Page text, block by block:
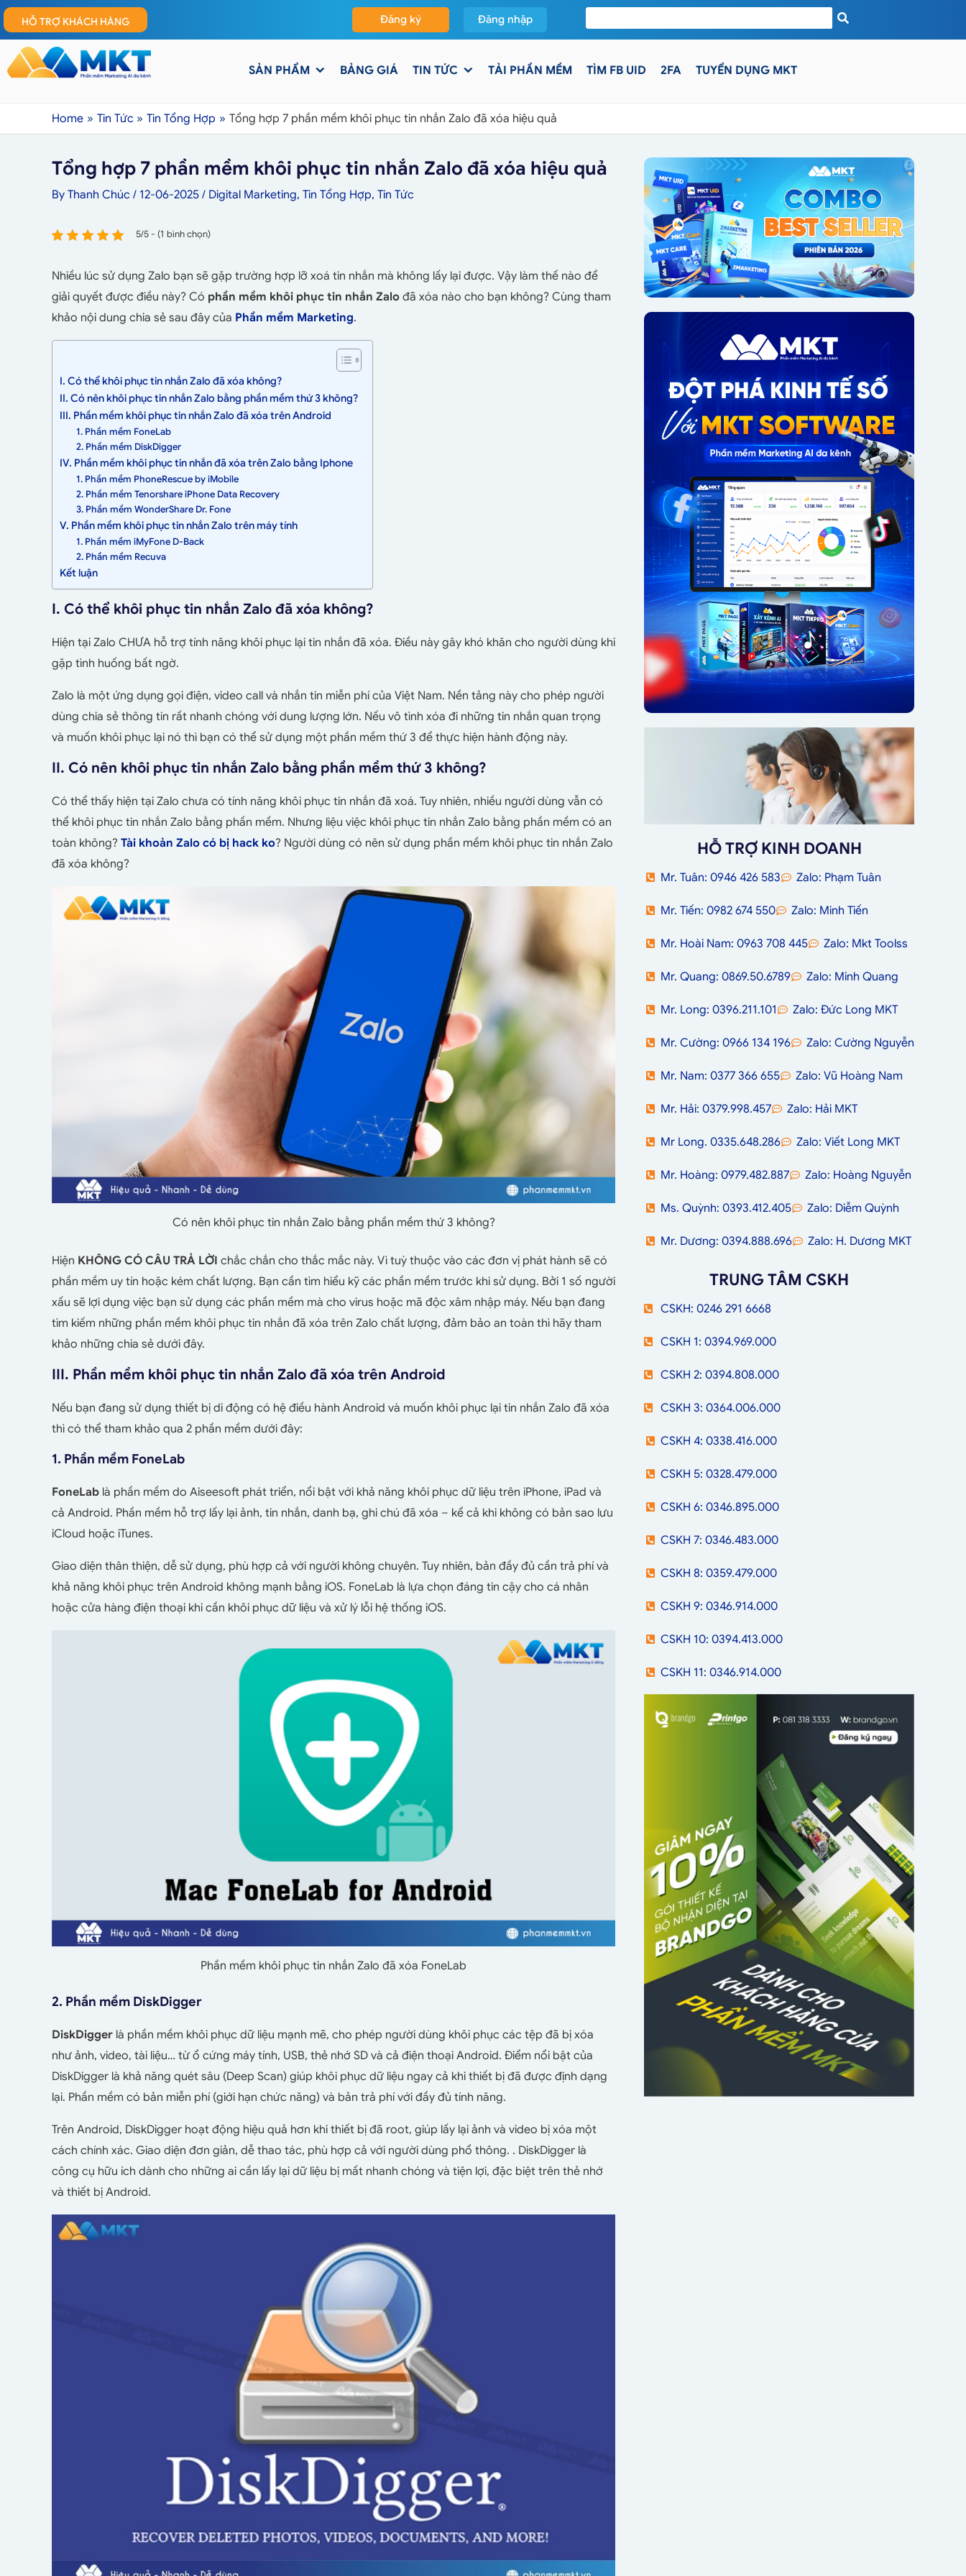
HỖ TRỢ KHÁCH HÀNG Đăng ký Đăng nhập
SẢN PHẨM BẢNG GIÁ TIN TỨC TẢI PHẦN MỀM TÌM FB UID 2FA TUYỂN DỤNG MKT
Home Tin Tức Tin Tổng Hợp Tổng hợp 7 phần mềm khôi phục tin nhắn Zalo đã xóa hiệu quả
Tổng hợp 7 phần mềm khôi phục tin nhắn Zalo đã xóa hiệu quả
By Thanh Chúc / 12-06-2025 / Digital Marketing, Tin Tổng Hợp, Tin Tức
5/5 - (1 bình chọn)
Nhiều lúc sử dụng Zalo bạn sẽ gặp trường hợp lỡ xoá tin nhắn mà không lấy lại được. Vậy làm thế nào để
giải quyết được điều này? Có phần mềm khôi phục tin nhắn Zalo đã xóa nào cho bạn không? Cùng tham
khảo nội dung chia sẻ sau đây của Phần mềm Marketing.
I. Có thể khôi phục tin nhắn Zalo đã xóa không?
II. Có nên khôi phục tin nhắn Zalo bằng phần mềm thứ 3 không?
III. Phần mềm khôi phục tin nhắn Zalo đã xóa trên Android
1. Phần mềm FoneLab
2. Phần mềm DiskDigger
IV. Phần mềm khôi phục tin nhắn đã xóa trên Zalo bằng Iphone
1. Phần mềm PhoneRescue by iMobile
2. Phần mềm Tenorshare iPhone Data Recovery
3. Phần mềm WonderShare Dr. Fone
V. Phần mềm khôi phục tin nhắn Zalo trên máy tính
1. Phần mềm iMyFone D-Back
2. Phần mềm Recuva
Kết luận
I. Có thể khôi phục tin nhắn Zalo đã xóa không?
Hiện tại Zalo CHƯA hỗ trợ tính năng khôi phục lại tin nhắn đã xóa. Điều này gây khó khăn cho người dùng khi
gặp tình huống bất ngờ.
Zalo là một ứng dụng gọi điện, video call và nhắn tin miễn phí của Việt Nam. Nền tảng này cho phép người
dùng chia sẻ thông tin rất nhanh chóng với dung lượng lớn. Nếu vô tình xóa đi những tin nhắn quan trọng
và muốn khôi phục lại nó thì bạn có thể sử dụng một phần mềm thứ 3 để thực hiện hành động này.
II. Có nên khôi phục tin nhắn Zalo bằng phần mềm thứ 3 không?
Có thể thấy hiện tại Zalo chưa có tính năng khôi phục tin nhắn đã xoá. Tuy nhiên, nhiều người dùng vẫn có
thể khôi phục tin nhắn Zalo bằng phần mềm. Nhưng liệu việc khôi phục tin nhắn Zalo bằng phần mềm có an
toàn không? Tài khoản Zalo có bị hack ko? Người dùng có nên sử dụng phần mềm khôi phục tin nhắn Zalo
đã xóa không?
Có nên khôi phục tin nhắn Zalo bằng phần mềm thứ 3 không?
Hiện KHÔNG CÓ CÂU TRẢ LỜI chắc chắn cho thắc mắc này. Vì tuỳ thuộc vào các đơn vị phát hành sẽ có
phần mềm uy tín hoặc kém chất lượng. Bạn cần tìm hiểu kỹ các phần mềm trước khi sử dụng. Bởi 1 số người
xấu sẽ lợi dụng việc bạn sử dụng các phần mềm mà cho virus hoặc mã độc xâm nhập máy. Nếu bạn đang
tìm kiếm những phần mềm khôi phục tin nhắn đã xóa trên Zalo chất lượng, đảm bảo an toàn thì hãy tham
khảo những chia sẻ dưới đây.
III. Phần mềm khôi phục tin nhắn Zalo đã xóa trên Android
Nếu bạn đang sử dụng thiết bị di động có hệ điều hành Android và muốn khôi phục lại tin nhắn Zalo đã xóa
thì có thể tham khảo qua 2 phần mềm dưới đây:
1. Phần mềm FoneLab
FoneLab là phần mềm do Aiseesoft phát triển, nổi bật với khả năng khôi phục dữ liệu trên iPhone, iPad và
cả Android. Phần mềm hỗ trợ lấy lại ảnh, tin nhắn, danh bạ, ghi chú đã xóa – kể cả khi không có bản sao lưu
iCloud hoặc iTunes.
Giao diện thân thiện, dễ sử dụng, phù hợp cả với người không chuyên. Tuy nhiên, bản đầy đủ cần trả phí và
khả năng khôi phục trên Android không mạnh bằng iOS. FoneLab là lựa chọn đáng tin cậy cho cá nhân
hoặc cửa hàng điện thoại khi cần khôi phục dữ liệu và xử lý lỗi hệ thống iOS.
Phần mềm khôi phục tin nhắn Zalo đã xóa FoneLab
2. Phần mềm DiskDigger
DiskDigger là phần mềm khôi phục dữ liệu mạnh mẽ, cho phép người dùng khôi phục các tệp đã bị xóa
như ảnh, video, tài liệu… từ ổ cứng máy tính, USB, thẻ nhớ SD và cả điện thoại Android. Điểm nổi bật của
DiskDigger là khả năng quét sâu (Deep Scan) giúp khôi phục dữ liệu ngay cả khi thiết bị đã được định dạng
lại. Phần mềm có bản miễn phí (giới hạn chức năng) và bản trả phí với đầy đủ tính năng.
Trên Android, DiskDigger hoạt động hiệu quả hơn khi thiết bị đã root, giúp lấy lại ảnh và video bị xóa một
cách chính xác. Giao diện đơn giản, dễ thao tác, phù hợp cả với người dùng phổ thông. . DiskDigger là
công cụ hữu ích dành cho những ai cần lấy lại dữ liệu bị mất nhanh chóng và tiện lợi, đặc biệt trên thẻ nhớ
và thiết bị Android.
HỖ TRỢ KINH DOANH
Mr. Tuân: 0946 426 583 Zalo: Phạm Tuân
Mr. Tiến: 0982 674 550 Zalo: Minh Tiến
Mr. Hoài Nam: 0963 708 445 Zalo: Mkt Toolss
Mr. Quang: 0869.50.6789 Zalo: Minh Quang
Mr. Long: 0396.211.101 Zalo: Đức Long MKT
Mr. Cường: 0966 134 196 Zalo: Cường Nguyễn
Mr. Nam: 0377 366 655 Zalo: Vũ Hoàng Nam
Mr. Hải: 0379.998.457 Zalo: Hải MKT
Mr Long. 0335.648.286 Zalo: Viết Long MKT
Mr. Hoàng: 0979.482.887 Zalo: Hoàng Nguyễn
Ms. Quỳnh: 0393.412.405 Zalo: Diễm Quỳnh
Mr. Dương: 0394.888.696 Zalo: H. Dương MKT
TRUNG TÂM CSKH
CSKH: 0246 291 6668
CSKH 1: 0394.969.000
CSKH 2: 0394.808.000
CSKH 3: 0364.006.000
CSKH 4: 0338.416.000
CSKH 5: 0328.479.000
CSKH 6: 0346.895.000
CSKH 7: 0346.483.000
CSKH 8: 0359.479.000
CSKH 9: 0346.914.000
CSKH 10: 0394.413.000
CSKH 11: 0346.914.000